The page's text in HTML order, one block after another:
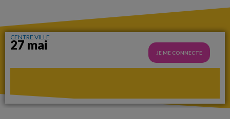
CENTRE VILLE
27 mai
JE ME CONNECTE